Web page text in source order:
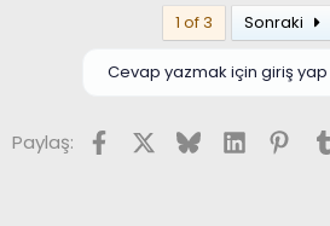
1 of 3 Sonraki
Cevap yazmak için giriş yap
Paylaş: FacebookX (Twitter)
BlueskyLinkedIn